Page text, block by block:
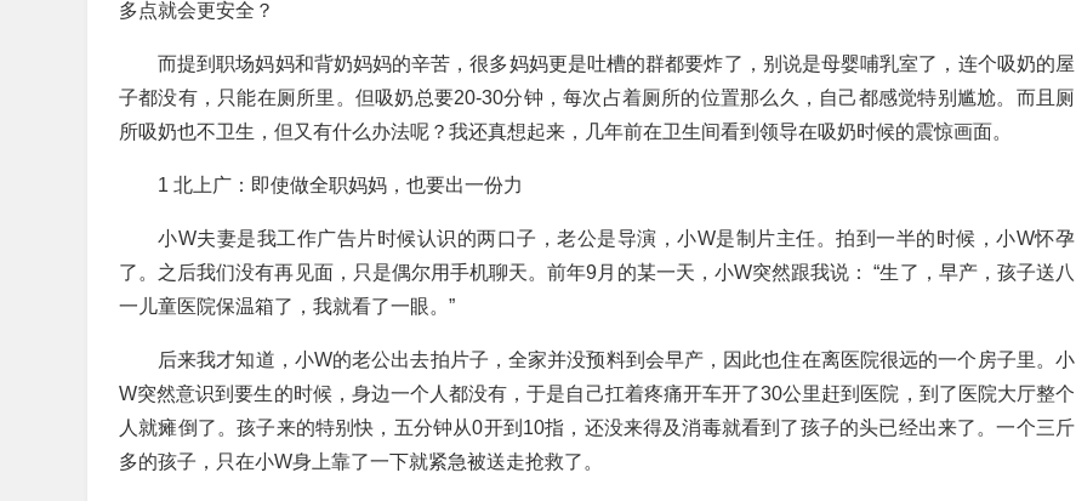
多点就会更安全？
而提到职场妈妈和背奶妈妈的辛苦，很多妈妈更是吐槽的群都要炸了，别说是母婴哺乳室了，连个吸奶的屋
子都没有，只能在厕所里。但吸奶总要20-30分钟，每次占着厕所的位置那么久，自己都感觉特别尴尬。而且厕
所吸奶也不卫生，但又有什么办法呢？我还真想起来，几年前在卫生间看到领导在吸奶时候的震惊画面。
1 北上广：即使做全职妈妈，也要出一份力
小W夫妻是我工作广告片时候认识的两口子，老公是导演，小W是制片主任。拍到一半的时候，小W怀孕
了。之后我们没有再见面，只是偶尔用手机聊天。前年9月的某一天，小W突然跟我说： “生了，早产，孩子送八
一儿童医院保温箱了，我就看了一眼。”
后来我才知道，小W的老公出去拍片子，全家并没预料到会早产，因此也住在离医院很远的一个房子里。小
W突然意识到要生的时候，身边一个人都没有，于是自己扛着疼痛开车开了30公里赶到医院，到了医院大厅整个
人就瘫倒了。孩子来的特别快，五分钟从0开到10指，还没来得及消毒就看到了孩子的头已经出来了。一个三斤
多的孩子，只在小W身上靠了一下就紧急被送走抢救了。